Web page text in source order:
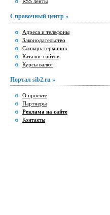
Справочный центр »
Адреса и телефоны
Законодательство
Словарь терминов
Каталог сайтов
Курсы валют
Портал sib2.ru »
О проекте
Партнеры
Реклама на сайте
Контакты